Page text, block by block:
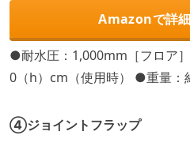
Amazonで詳
●耐水圧：1,000mm［フロア
0（h）cm（使用時） ●重量：
④ジョイントフラップ